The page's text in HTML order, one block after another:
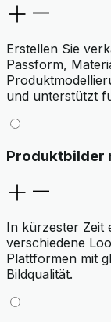
Erstellen Sie
Passform,
und unterstützt
Produktbilder
In kürzester Zeit
verschiedene
Plattformen mit
Bildqualität.